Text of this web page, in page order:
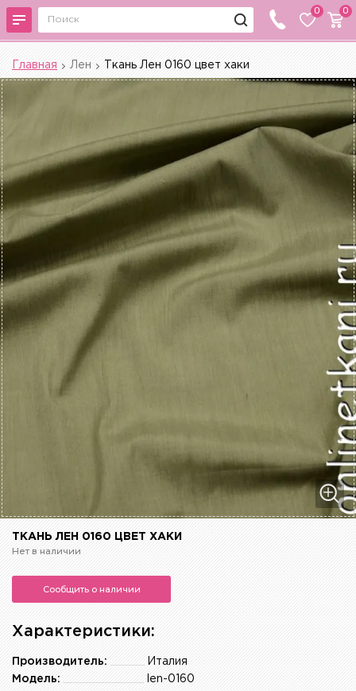
0 0
Главная Лен Ткань Лен 0160 цвет хаки
ТКАНЬ ЛЕН 0160 ЦВЕТ ХАКИ
Нет в наличии
Сообщить о наличии
Характеристики:
Италия
Производитель:
len-0160
Модель: